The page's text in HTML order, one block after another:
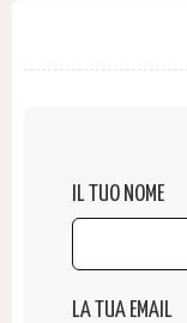
IL TUO NOME
LA TUA EMAIL